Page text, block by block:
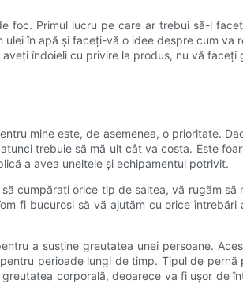
foc. Primul lucru pe care ar trebui să-l
în apă și faceți-vă o idee despre cum va
îndoieli cu privire la produs, nu vă faceți
mine este, de asemenea, o prioritate.
trebuie să mă uit cât va costa. Este
a avea uneltele și echipamentul potrivit.
cumpărați orice tip de saltea, vă rugăm
fi bucuroși să vă ajutăm cu orice
a susține greutatea unei persoane.
perioade lungi de timp. Tipul de
corporală, deoarece va fi ușor de